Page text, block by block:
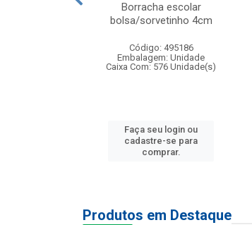
Borracha escolar
bolsa/sorvetinho 4cm
Código: 495186
Embalagem: Unidade
Caixa Com: 576 Unidade(s)
Faça seu login ou
cadastre-se para
comprar.
Produtos em Destaque